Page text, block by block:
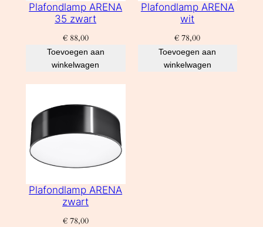
Plafondlamp ARENA
35 zwart
€88,00
Toevoegen aan
winkelwagen
Plafondlamp ARENA
wit
€ 78,00
Toevoegen aan
winkelwagen
Plafondlamp ARENA
zwart
€78,00